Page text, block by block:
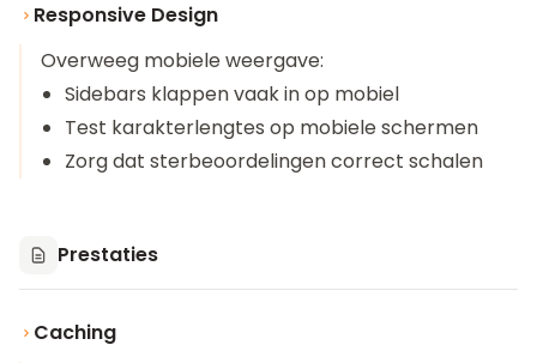
Responsive Design
Overweeg mobiele weergave:
Sidebars klappen vaak in op mobiel
Test karakterlengtes op mobiele schermen
Zorg dat sterbeoordelingen correct schalen
Prestaties
Caching